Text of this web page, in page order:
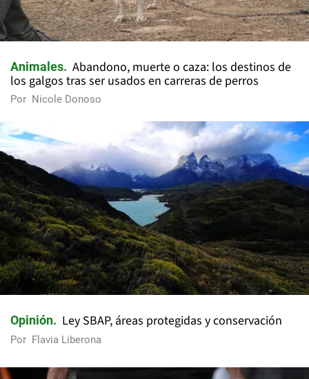
Animales
Abandono, muerte o caza: los destinos de
los galgos tras ser usados en carreras de perros
Por Nicole Donoso
Opinión Ley SBAP, áreas protegidas y conservación
Por Flavia Liberona